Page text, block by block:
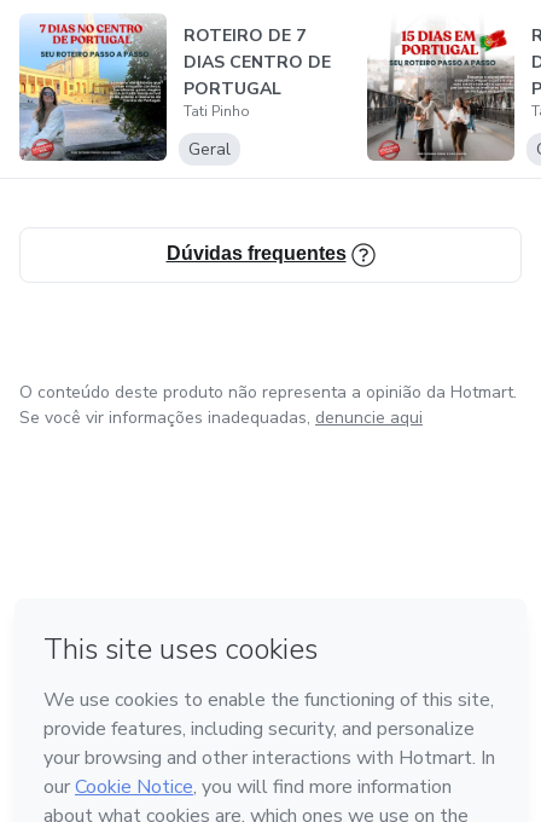
perca a oportunidade de tornar sua viagem a Portugal uma
experiência inesquecível!ROTEIRO DE 7
DIAS CENTRO DE
PORTUGAL
Tati Pinho
Geral
Dúvidas frequentes
O conteúdo deste produto não representa a opinião da Hotmart.
Se você vir informações inadequadas, denuncie aqui
Feito com ❤ em Bogotá
Conheça a Hotmart